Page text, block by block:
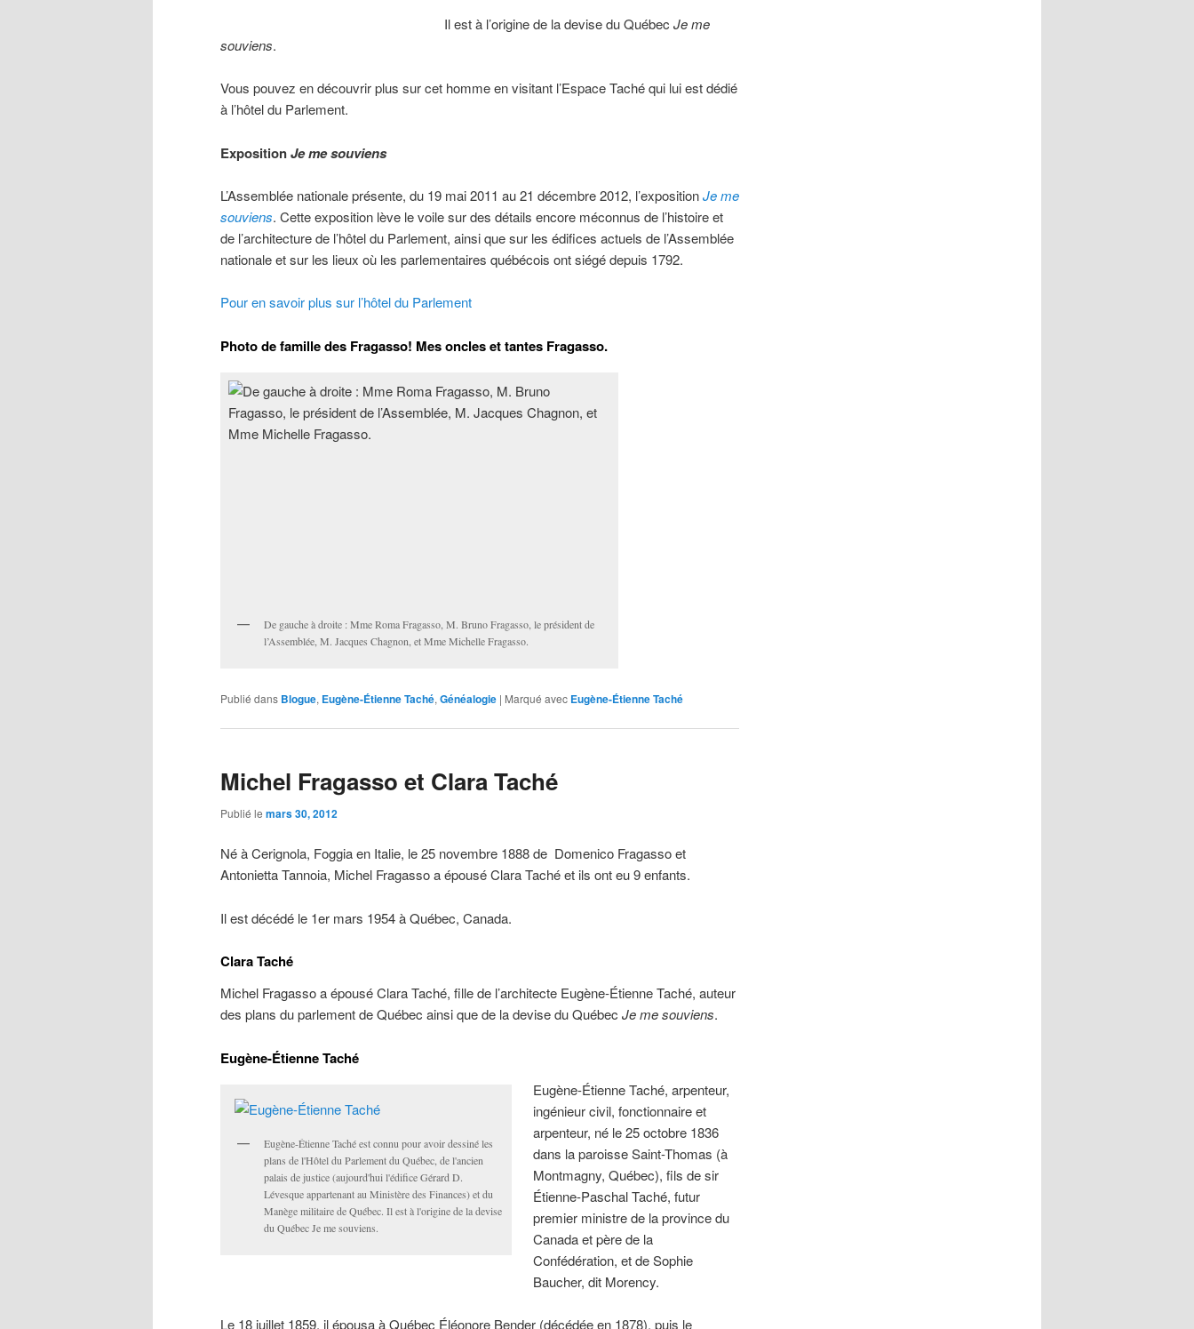
Il est à l’origine de la devise du QuébecJe me
souviens.
Vous pouvez en découvrir plus sur cet homme en visitant l’Espace Taché qui lui est dédié
à l’hôtel du Parlement.
ExpositionJe me souviens
L’Assemblée nationale présente, du 19 mai 2011 au 21 décembre 2012, l’expositionJe me
souviens. Cette exposition lève le voile sur des détails encore méconnus de l’histoire et
de l’architecture de l’hôtel du Parlement, ainsi que sur les édifices actuels de l’Assemblée
nationale et sur les lieux où les parlementaires québécois ont siégé depuis 1792.
Pour en savoir plus sur l’hôtel du Parlement
Photo de famille des Fragasso! Mes oncles et tantes Fragasso.
De gauche à droite : Mme Roma Fragasso, M. Bruno Fragasso, le président de
l’Assemblée, M. Jacques Chagnon, et Mme Michelle Fragasso.
Publié dans Blogue, Eugène-Étienne Taché, Généalogie | Marqué avec Eugène-Étienne Taché
Michel Fragasso et Clara Taché
Publié le mars 30, 2012
Né à Cerignola, Foggia en Italie, le 25 novembre 1888 de Domenico Fragasso et
Antonietta Tannoia, Michel Fragasso a épousé Clara Taché et ils ont eu 9 enfants.
Il est décédé le 1er mars 1954 à Québec, Canada.
Clara Taché
Michel Fragasso a épousé Clara Taché, fille de l’architecte Eugène-Étienne Taché, auteur
des plans du parlement de Québec ainsi que de la devise du Québec Je me souviens.
Eugène-Étienne Taché
Eugène-Étienne Taché est connu pour avoir dessiné les
plans de l'Hôtel du Parlement du Québec, de l'ancien
palais de justice (aujourd'hui l'édifice Gérard D.
Lévesque appartenant au Ministère des Finances) et du
Manège militaire de Québec. Il est à l'origine de la devise
du Québec Je me souviens.
Eugène-Étienne Taché, arpenteur,
ingénieur civil, fonctionnaire et
arpenteur, né le 25 octobre 1836
dans la paroisse Saint-Thomas (à
Montmagny, Québec), fils de sir
Étienne-Paschal Taché, futur
premier ministre de la province du
Canada et père de la
Confédération, et de Sophie
Baucher, dit Morency.
Le 18 juillet 1859, il épousa à Québec Éléonore Bender (décédée en 1878), puis le